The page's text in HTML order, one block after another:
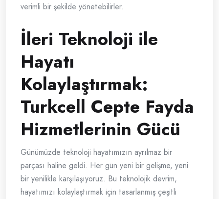
verimli bir şekilde yönetebilirler.
İleri Teknoloji ile
Hayatı
Kolaylaştırmak:
Turkcell Cepte Fayda
Hizmetlerinin Gücü
Günümüzde teknoloji hayatımızın ayrılmaz bir
parçası haline geldi. Her gün yeni bir gelişme, yeni
bir yenilikle karşılaşıyoruz. Bu teknolojik devrim,
hayatımızı kolaylaştırmak için tasarlanmış çeşitli